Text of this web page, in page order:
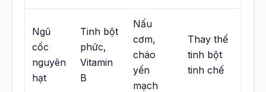
Ngũ
cốc
nguyên
hạt
Tinh bột
phức,
Vitamin
B
Nấu
cơm,
cháo
yến
mạch
Thay thế
tinh bột
tinh chế